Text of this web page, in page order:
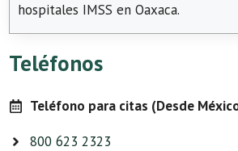
hospitales IMSS en Oaxaca.
Teléfonos
Teléfono para citas (Desde
800 623 2323